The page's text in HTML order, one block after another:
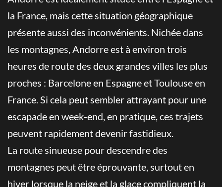
la France, mais cette situation géographique
présente aussi des inconvénients. Nichée dans
les montagnes, Andorre est à environ trois
heures de route des deux grandes villes les plus
proches : Barcelone en Espagne et Toulouse en
France. Si cela peut sembler attrayant pour une
escapade en week-end, en pratique, ces trajets
peuvent rapidement devenir fastidieux.
La route sinueuse pour descendre des
montagnes peut être éprouvante, surtout en
hiver lorsque la neige et la glace compliquent la